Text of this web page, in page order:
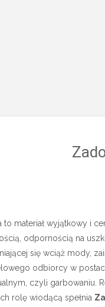
to materiał wyjątkowy i
odpornością na
się wciąż mody,
odbiorcy w
czyli garbowaniu.
rolę wiodącą spełnia